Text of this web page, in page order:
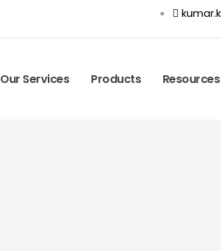
Our Services Products Resources